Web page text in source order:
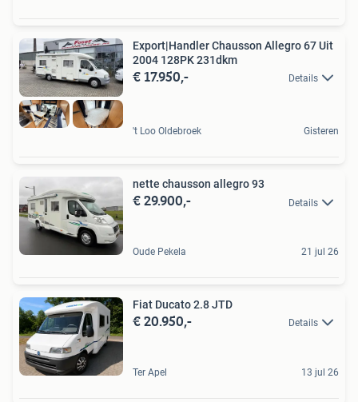
Export|Handler Chausson Allegro 67 Uit
2004 128PK 231dkm
€ 17.950,- Details
't Loo Oldebroek Gisteren
nette chausson allegro 93
€ 29.900,- Details
Oude Pekela 21 jul 26
Fiat Ducato 2.8 JTD
€ 20.950,- Details
Ter Apel 13 jul 26